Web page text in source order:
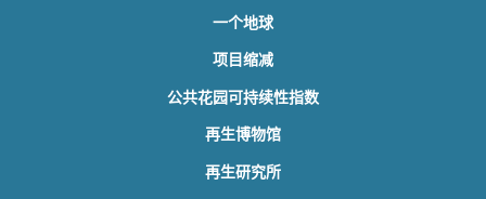
一个地球
项目缩减
公共花园可持续性指数
再生博物馆
再生研究所